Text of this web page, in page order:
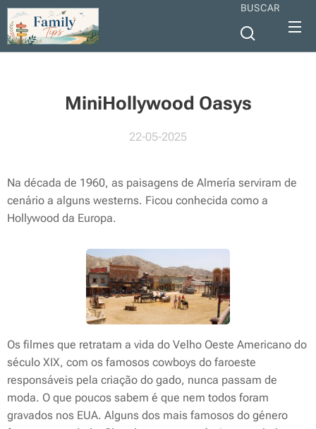
BUSCAR
MiniHollywood Oasys
22-05-2025
Na década de 1960, as paisagens de Almería serviram de
cenário a alguns westerns. Ficou conhecida como a
Hollywood da Europa.
Os filmes que retratam a vida do Velho Oeste Americano do
século XIX, com os famosos cowboys do faroeste
responsáveis pela criação do gado, nunca passam de
moda. O que poucos sabem é que nem todos foram
gravados nos EUA. Alguns dos mais famosos do género